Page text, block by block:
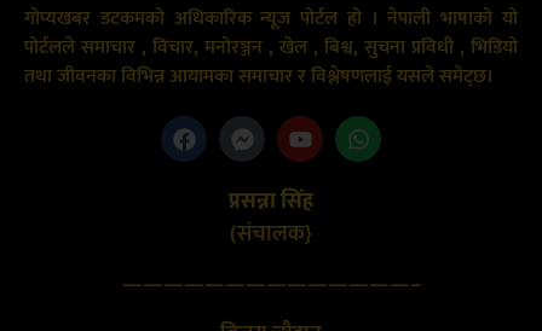
गोप्यखबर डटकमको अधिकारिक न्यूज पोर्टल हो । नेपाली भाषाको यो
पोर्टलले समाचार , विचार, मनोरञ्जन , खेल , बिश्व, सुचना प्रविधी , भिडियो
तथा जीवनका विभिन्न आयामका समाचार र विश्लेषणलाई यसले समेट्छ।
प्रसन्ना सिंह
(संचालक}
——————————————–